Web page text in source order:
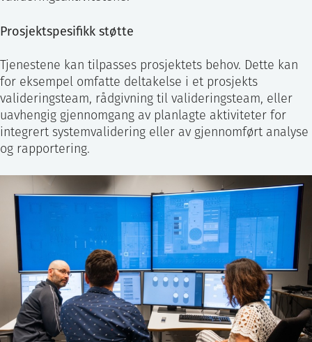
Prosjektspesifikk støtte
Tjenestene kan tilpasses prosjektets behov. Dette kan
for eksempel omfatte deltakelse i et prosjekts
valideringsteam, rådgivning til valideringsteam, eller
uavhengig gjennomgang av planlagte aktiviteter for
integrert systemvalidering eller av gjennomført analyse
og rapportering.